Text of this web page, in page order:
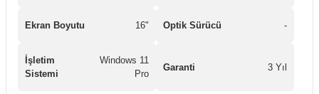
Ekran Boyutu 16" Optik Sürücü -
İşletim
Sistemi
Windows 11
Pro
Garanti 3 Yıl